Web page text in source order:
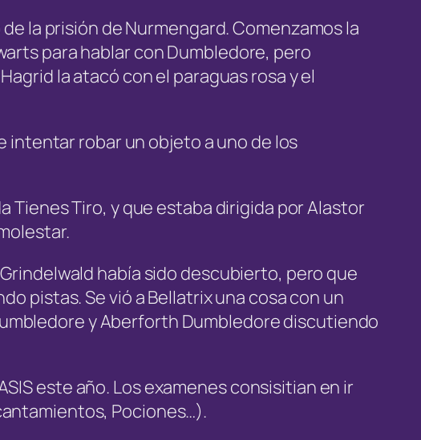
la prisión de Nurmengard. Comenzamos la
para hablar con Dumbledore, pero
la atacó con el paraguas rosa y el
intentar robar un objeto a uno de los
Tienes Tiro, y que estaba dirigida por Alastor
había sido descubierto, pero que
pistas. Se vió a Bellatrix una cosa con un
y Aberforth Dumbledore discutiendo
este año. Los examenes consisitian en ir
Pociones…).